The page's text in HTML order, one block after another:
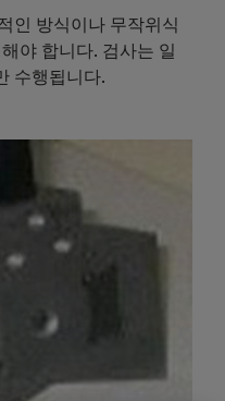
인 방식이나 무작위식
야 합니다. 검사는 일
수행됩니다.